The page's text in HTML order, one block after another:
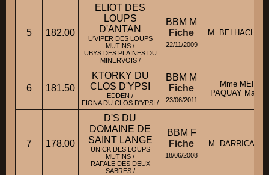
5 182.00
ELIOT DES
LOUPS
D'ANTAN
U'VIPER DES LOUPS
MUTINS /
UBYS DES PLAINES DU
MINERVOIS /
BBM M
Fiche
22/11/2009
M.
6 181.50
KTORKY DU
CLOS D'YPSI
EDDEN /
FIONA DU CLOS D'YPSI /
BBM M
Fiche
23/06/2011
Mme
PAQUAY Marie-
7 178.00
D'S DU
DOMAINE DE
SAINT LANGE
UNICK DES LOUPS
MUTINS /
RAFALE DES DEUX
SABRES /
BBM F
Fiche
18/06/2008
M. DARRICAU